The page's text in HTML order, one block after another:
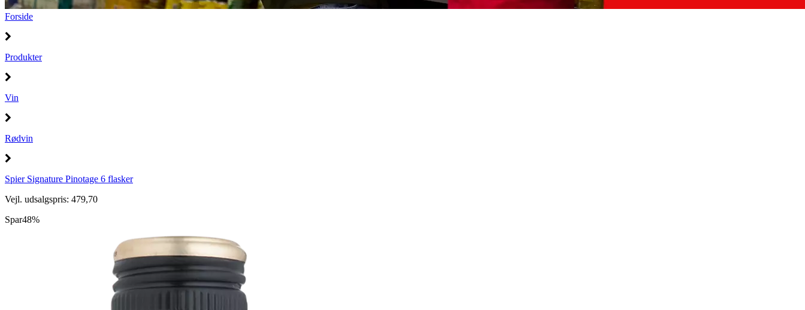
Forside
Produkter
Vin
Rødvin
Spier Signature Pinotage 6 flasker
Vejl. udsalgspris: 479,70
Spar48%